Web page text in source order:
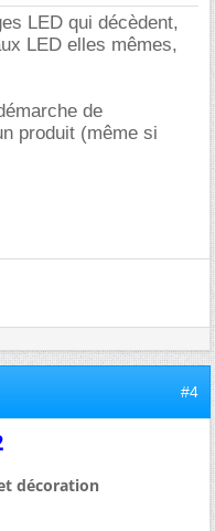
LED qui décèdent,
LED elles mêmes,
de
produit (même si
#4
décoration